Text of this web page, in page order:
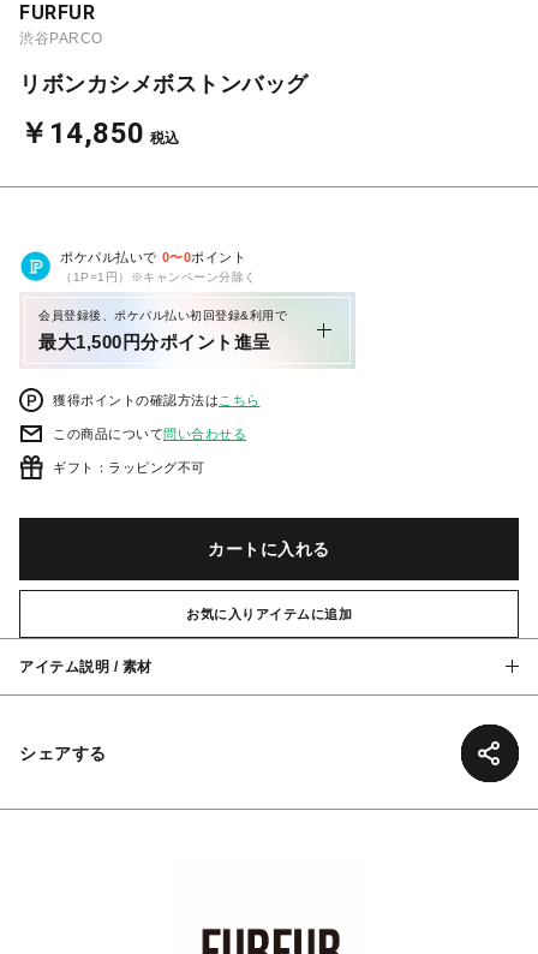
FURFUR
渋谷PARCO
リボンカシメボストンバッグ
￥14,850 税込
ポケパル払いで 0〜0ポイント
（1P=1円）※キャンペーン分除く
会員登録後、ポケパル払い初回登録&利用で
最大1,500円分ポイント進呈
獲得ポイントの確認方法は こちら
この商品について問い合わせる
ギフト：ラッピング不可
カートに入れる
お気に入りアイテムに追加
アイテム説明 / 素材
シェアする